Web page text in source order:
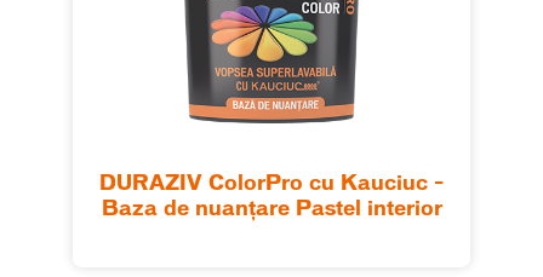
DURAZIV ColorPro cu Kauciuc –
Baza de nuanțare Pastel interior